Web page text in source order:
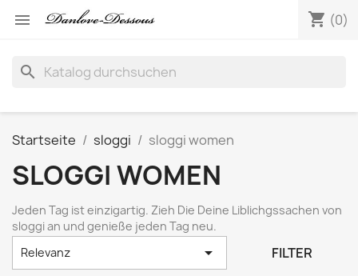
 shopping_cart (0)
search
Startseite sloggi sloggi women
SLOGGI WOMEN
Jeden Tag ist einzigartig. Zieh Die Deine Liblichgssachen von
sloggi an und genieße jeden Tag neu.
Relevanz
 FILTER